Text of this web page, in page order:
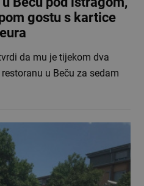
gostu s kartice
da mu je tijekom dva
u Beču za sedam